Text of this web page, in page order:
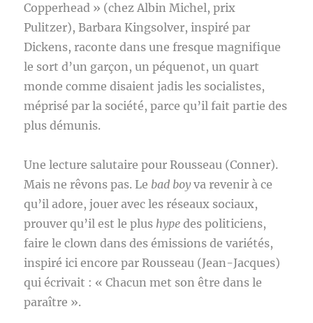
Copperhead » (chez Albin Michel, prix
Pulitzer), Barbara Kingsolver, inspiré par
Dickens, raconte dans une fresque magnifique
le sort d’un garçon, un péquenot, un quart
monde comme disaient jadis les socialistes,
méprisé par la société, parce qu’il fait partie des
plus démunis.
Une lecture salutaire pour Rousseau (Conner).
Mais ne rêvons pas. Le bad boyva revenir à ce
qu’il adore, jouer avec les réseaux sociaux,
prouver qu’il est le plus hype des politiciens,
faire le clown dans des émissions de variétés,
inspiré ici encore par Rousseau (Jean-Jacques)
qui écrivait : « Chacun met son être dans le
paraître ».